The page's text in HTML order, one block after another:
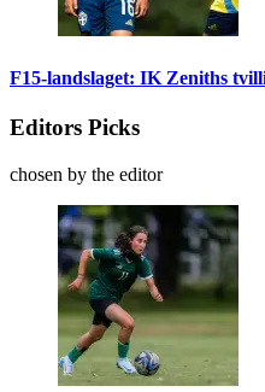
F15-landslaget: IK Zeniths
Editors Picks
chosen by the editor